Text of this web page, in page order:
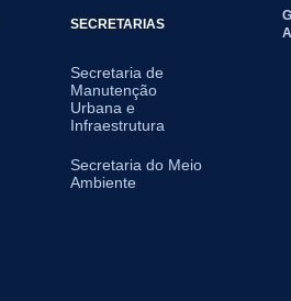
SECRETARIAS
Secretaria de
Manutenção
Urbana e
Infraestrutura
Secretaria do Meio
Ambiente